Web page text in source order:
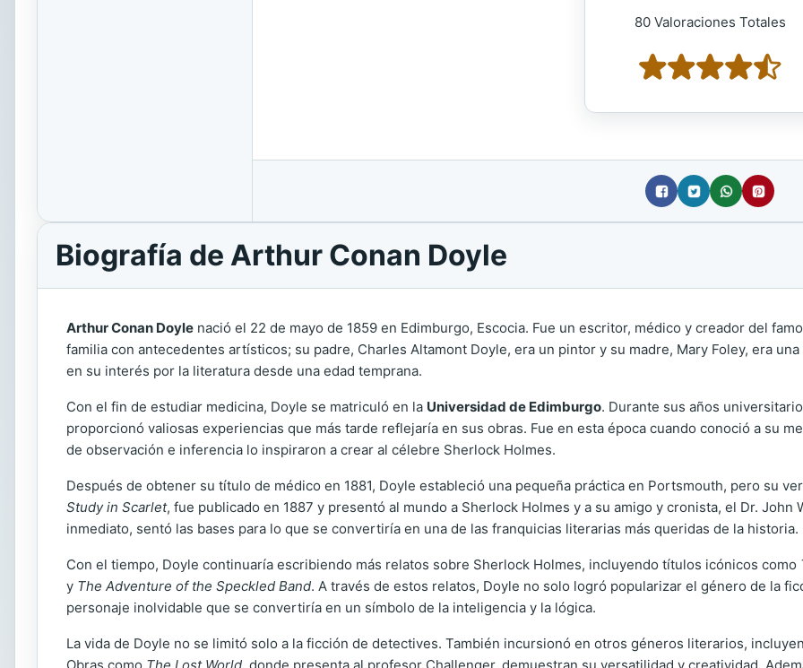
80 Valoraciones Totales
Biografía de Arthur Conan Doyle
Arthur Conan Doyle nació el 22 de mayo de 1859 en Edimburgo, Escocia. Fue un escritor, médico y creador del
familia con antecedentes artísticos; su padre, Charles Altamont Doyle, era un pintor y su madre, Mary Foley, era
en su interés por la literatura desde una edad temprana.
Con el fin de estudiar medicina, Doyle se matriculó en la Universidad de Edimburgo. Durante sus años
proporcionó valiosas experiencias que más tarde reflejaría en sus obras. Fue en esta época cuando conoció a su
de observación e inferencia lo inspiraron a crear al célebre Sherlock Holmes.
Después de obtener su título de médico en 1881, Doyle estableció una pequeña práctica en Portsmouth, pero su
Study in Scarlet, fue publicado en 1887 y presentó al mundo a Sherlock Holmes y a su amigo y cronista, el Dr.
inmediato, sentó las bases para lo que se convertiría en una de las franquicias literarias más queridas de la historia.
Con el tiempo, Doyle continuaría escribiendo más relatos sobre Sherlock Holmes, incluyendo títulos icónicos como
y The Adventure of the Speckled Band. A través de estos relatos, Doyle no solo logró popularizar el género de la
personaje inolvidable que se convertiría en un símbolo de la inteligencia y la lógica.
La vida de Doyle no se limitó solo a la ficción de detectives. También incursionó en otros géneros literarios,